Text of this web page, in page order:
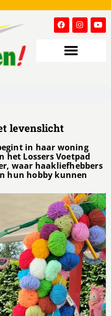
levenslicht
in haar woning
het Lossers Voetpad
waar haakliefhebbers
hun hobby kunnen